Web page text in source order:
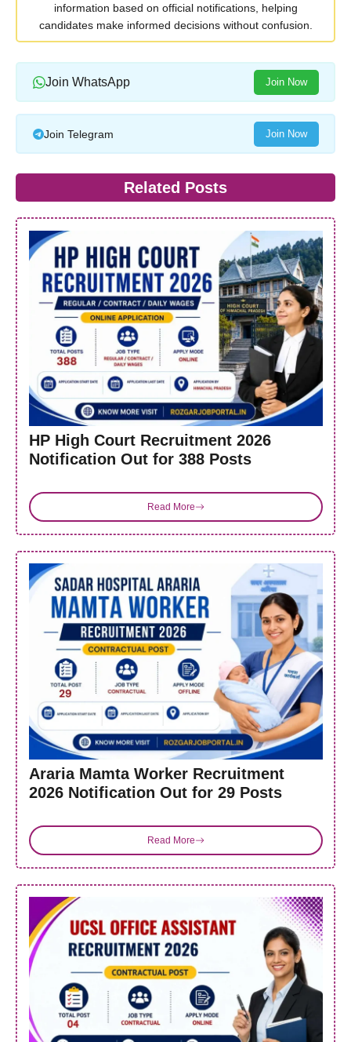
information based on official notifications, helping
candidates make informed decisions without confusion.
Join WhatsApp Join Now
Join Telegram Join Now
Related Posts
HP High Court Recruitment 2026
Notification Out for 388 Posts
Read More
Araria Mamta Worker Recruitment
2026 Notification Out for 29 Posts
Read More